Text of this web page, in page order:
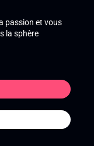
passion et vous
la sphère